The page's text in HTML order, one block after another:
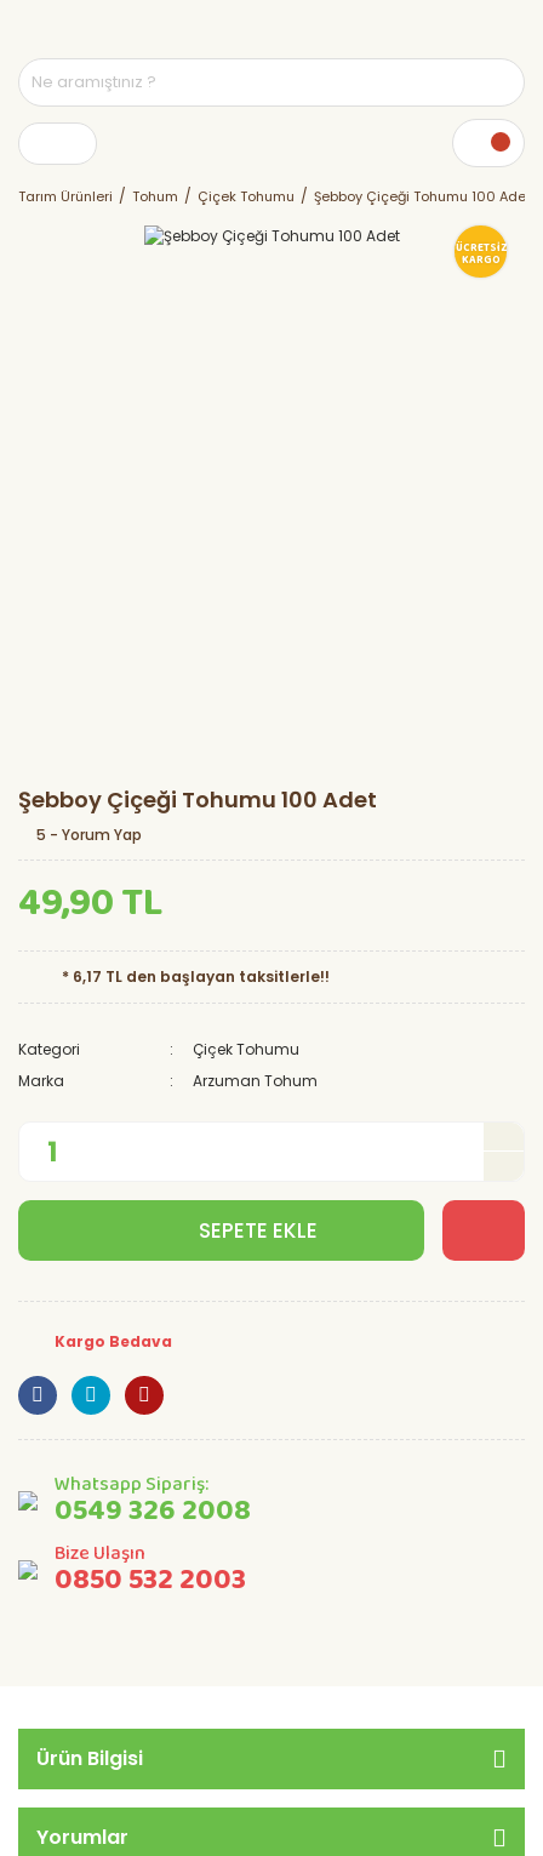
Tarım Ürünleri Tohum Çiçek Tohumu Şebboy Çiçeği Tohumu 100 Adet
ÜCRETSİZ
KARGO
Şebboy Çiçeği Tohumu 100 Adet
5 - Yorum Yap
49,90 TL
* 6,17 TL den başlayan taksitlerle!!
Kategori
Çiçek Tohumu
Marka
Arzuman Tohum
SEPETE EKLE
Kargo Bedava
Whatsapp Sipariş:
0549 326 2008
Bize Ulaşın
0850 532 2003
Ürün Bilgisi
Yorumlar